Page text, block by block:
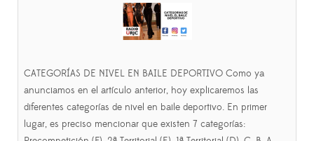
CATEGORÍAS DE NIVEL EN BAILE DEPORTIVO Como ya
anunciamos en el artículo anterior, hoy explicaremos las
diferentes categorías de nivel en baile deportivo. En primer
lugar, es preciso mencionar que existen 7 categorías: